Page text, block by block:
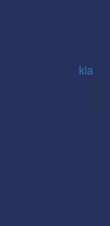
kia